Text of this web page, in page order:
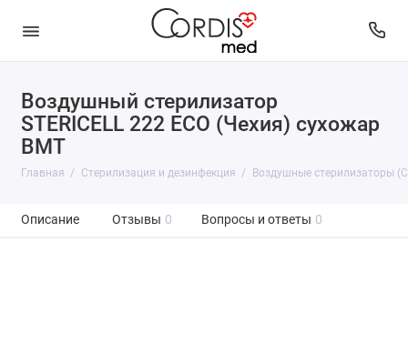
Воздушный стерилизатор
STERICELL 222 ECO (Чехия) сухожар
BMT
Главная Стерилизация и дезинфекция Воздушные стерилизаторы
Описание Отзывы 0 Вопросы и ответы 0